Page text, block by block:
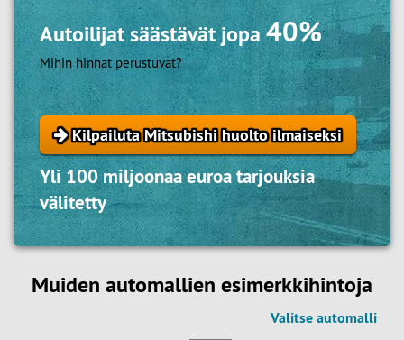
Autoilijat säästävät jopa40%
Mihin hinnat perustuvat?
Kilpailuta Mitsubishi huolto ilmaiseksi
Yli 100 miljoonaa euroa tarjouksia
välitetty
Muiden automallien esimerkkihintoja
Valitse automalli